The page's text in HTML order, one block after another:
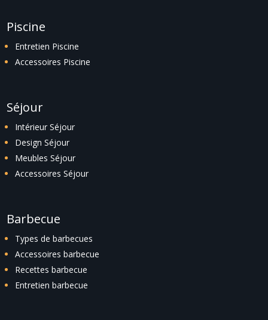
Piscine
Entretien Piscine
Accessoires Piscine
Séjour
Intérieur Séjour
Design Séjour
Meubles Séjour
Accessoires Séjour
Barbecue
Types de barbecues
Accessoires barbecue
Recettes barbecue
Entretien barbecue